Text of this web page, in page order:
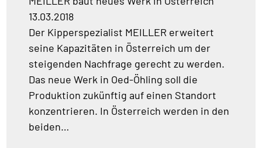
13.03.2018
Der Kipperspezialist MEILLER erweitert
seine Kapazitäten in Österreich um der
steigenden Nachfrage gerecht zu werden.
Das neue Werk in Oed-Öhling soll die
Produktion zukünftig auf einen Standort
konzentrieren. In Österreich werden in den
beiden…